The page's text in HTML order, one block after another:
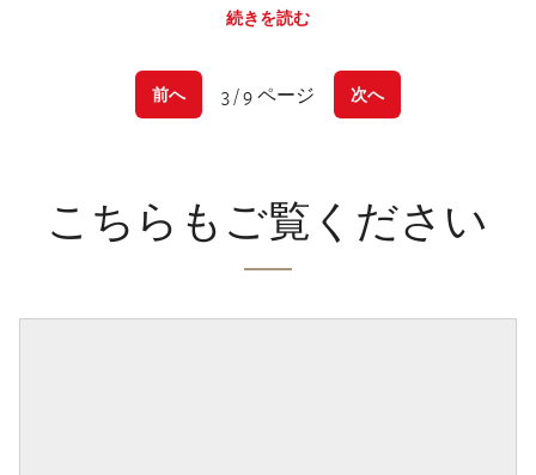
続きを読む
前へ 3 / 9 ページ 次へ
こちらもご覧ください